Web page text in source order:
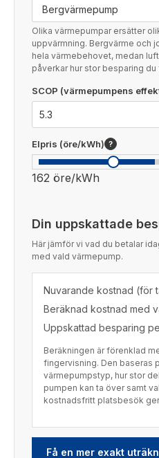
Olika värmepumpar ersätter
uppvärmning. Bergvärme och
hela värmebehovet, medan
påverkar hur stor besparing du
SCOP (värmepumpens
Elpris (öre/kWh) ?
162 öre/kWh
Din uppskattade
Här jämför vi vad du betalar
med vald värmepump.
Nuvarande kostnad (för
Beräknad kostnad med
Uppskattad besparing
Beräkningen är förenklad
fingervisning. Den baseras
värmepumpstyp, hur stor
pumpen kan ta över samt
kostnadsfritt platsbesök
Få en mer exakt